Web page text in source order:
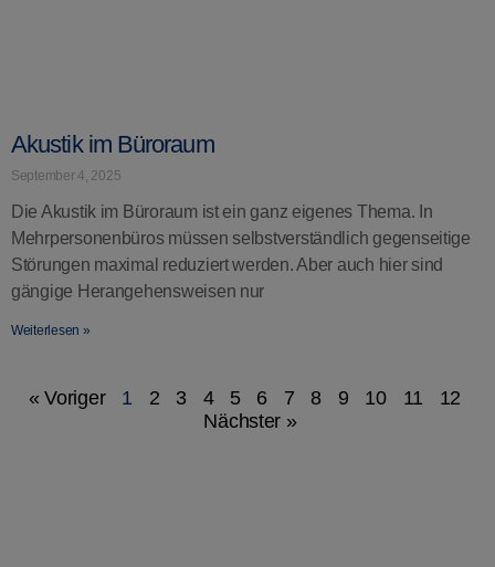
Akustik im Büroraum
September 4, 2025
Die Akustik im Büroraum ist ein ganz eigenes Thema. In
Mehrpersonenbüros müssen selbstverständlich gegenseitige
Störungen maximal reduziert werden. Aber auch hier sind
gängige Herangehensweisen nur
Weiterlesen »
« Voriger 1 2 3 4 5 6 7 8 9 10 11
12
Nächster »